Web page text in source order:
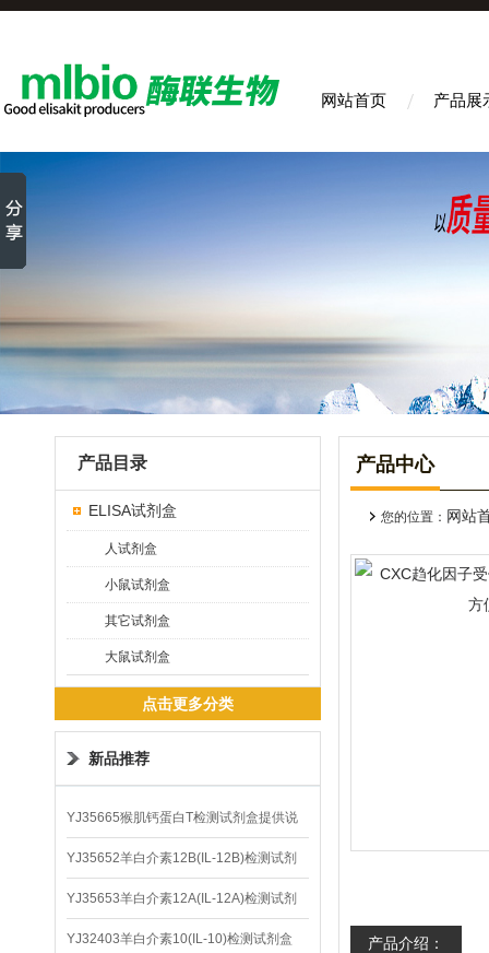
网站首页 产品展
产品目录
ELISA试剂盒
人试剂盒
小鼠试剂盒
其它试剂盒
大鼠试剂盒
点击更多分类
新品推荐
YJ35665猴肌钙蛋白T检测试剂盒提供说
明书
YJ35652羊白介素12B(IL-12B)检测试剂
盒
YJ35653羊白介素12A(IL-12A)检测试剂
盒
YJ32403羊白介素10(IL-10)检测试剂盒
产品中心
您的位置： 网站
产品介绍：